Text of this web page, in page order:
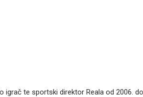
igrač te sportski direktor Reala od 2006.